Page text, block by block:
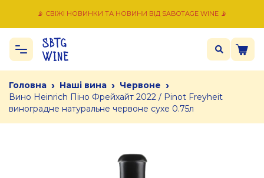
📡 СВІЖІ НОВИНКИ ТА НОВИНИ ВІД SABOTAGE WINE 📡
Головна › Наші вина › Червоне ›
Вино Heinrich Піно Фрейхайт 2022 / Pinot Freyheit
виноградне натуральне червоне сухе 0.75л